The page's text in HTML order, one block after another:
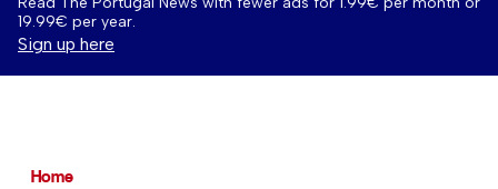
19.99€ per year.
Sign up here
Home